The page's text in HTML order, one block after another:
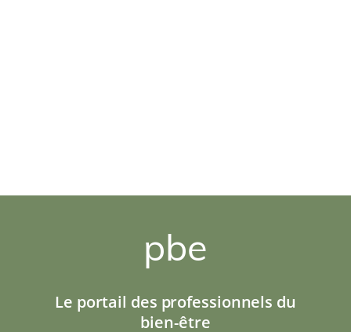
pbe
Le portail des professionnels du
bien-être